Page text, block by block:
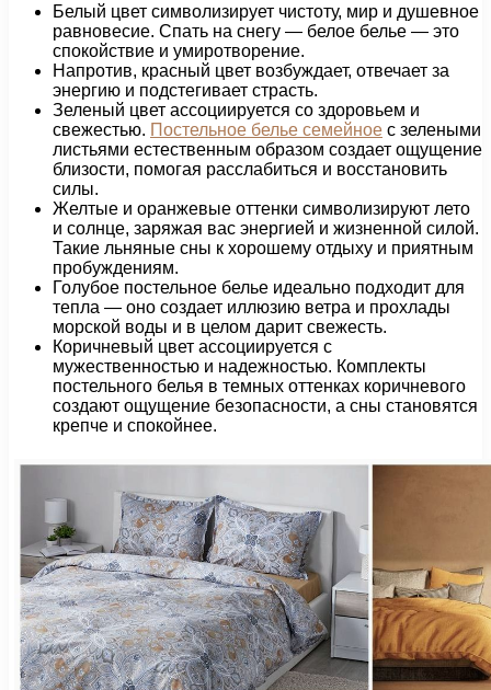
Белый цвет символизирует чистоту, мир и душевное
равновесие. Спать на снегу — белое белье — это
спокойствие и умиротворение.
Напротив, красный цвет возбуждает, отвечает за
энергию и подстегивает страсть.
Зеленый цвет ассоциируется со здоровьем и
свежестью. Постельное белье семейное с зелеными
листьями естественным образом создает ощущение
близости, помогая расслабиться и восстановить
силы.
Желтые и оранжевые оттенки символизируют лето
и солнце, заряжая вас энергией и жизненной силой.
Такие льняные сны к хорошему отдыху и приятным
пробуждениям.
Голубое постельное белье идеально подходит для
тепла — оно создает иллюзию ветра и прохлады
морской воды и в целом дарит свежесть.
Коричневый цвет ассоциируется с
мужественностью и надежностью. Комплекты
постельного белья в темных оттенках коричневого
создают ощущение безопасности, а сны становятся
крепче и спокойнее.